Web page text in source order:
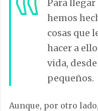
Para llegar
hemos
cosas que
hacer a
vida,
pequeños.
Aunque, por otro